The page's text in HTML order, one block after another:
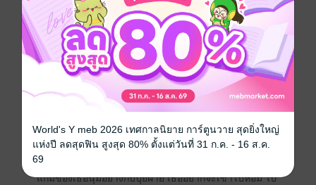
"ท่านเป็นสตรี ท่านยังไปได้เลย" เอลล่าถกเถียงเธอ
"นั้นมันไม่เหมือนกัน ถ้าเป็นอัศวิน ข้าดูแลตัวเองได้ เจ้า
เป็นหญิงที่เบาะบาง เจ้าต้องมีคนดูแล" ชาร์ลอตต์เห็นว่า
นางช่างดื้อรั้นจริงๆ
"อืม วันหลังท่านพาข้าออกไปเที่ยวบ้างนะ งั้นข้าขอตัวไป
นอนก่อนน่ะ ฝันดีท่านเซอร์ชาร์ลอตต์" เอลล่าหันหลัง
ทันที
"ราตรีสวัสดิ์นะ ยัยช่างสี" ชาร์ลอตต์ยิ้มให้เธอ เธอยิ้มตอบ
อย่างเขินๆ แล้วเปิดประตูเข้าห้องไป ชาร์ลอตต์รู้สึกว่า
แก้มของเธอนุ่มอย่างกับปุ้ยฝ้าย เธออยากจะเข้าไปหอม ไป
World's Y meb 2026 เทศกาลนิยาย การ์ตูนวาย สุดยิ่งใหญ่
แห่งปี ลดสุดฟิน สูงสุด 80% ตั้งแต่วันที่ 31 ก.ค. - 16 ส.ค.
69